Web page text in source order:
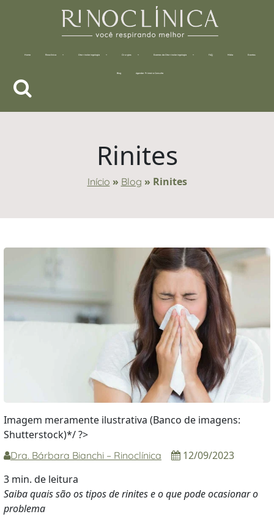
Home Rinoclínica Otorrinolaringologia Cirurgias Exames da Otorrinolaringologia FAQ Mídia Eventos
Blog Agendar Primeira Consulta
Rinites
Início » Blog » Rinites
Imagem meramente ilustrativa (Banco de imagens:
Shutterstock)*/ ?>
Dra. Bárbara Bianchi – Rinoclínica
12/09/2023
3 min. de leitura
Saiba quais são os tipos de rinites e o que pode ocasionar o
problema